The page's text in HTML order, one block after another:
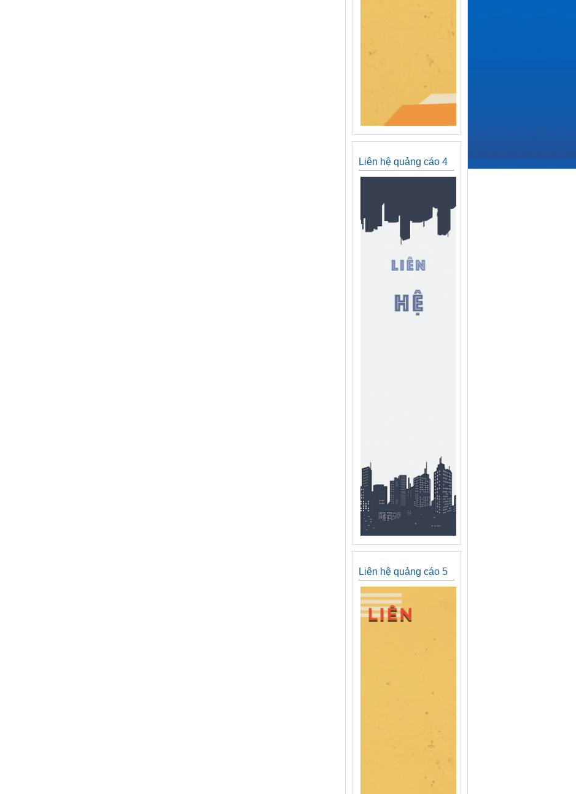
Liên hệ quảng cáo 4
Liên hệ quảng cáo 5